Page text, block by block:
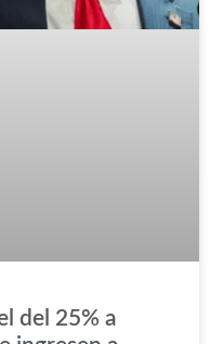
del 25% a